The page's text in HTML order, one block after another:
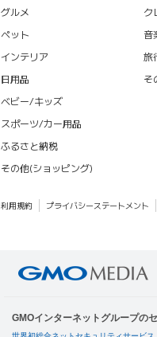
グルメ
ペット
インテリア
日用品
ベビー/キッズ
スポーツ/カー用品
ふるさと納税
その他(ショッピング)
ク
音
旅
そ
利用規約 プライバシーステートメント
GMOインターネットグループの